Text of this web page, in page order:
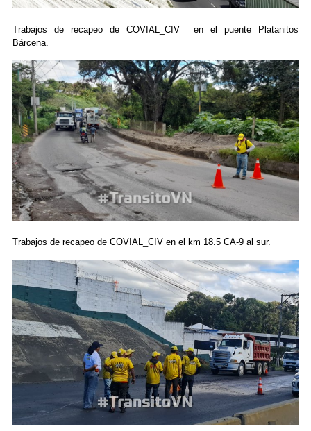
Trabajos de recapeo de COVIAL_CIV en el puente Platanitos
Bárcena.
Trabajos de recapeo de COVIAL_CIV en el km 18.5 CA-9 al sur.